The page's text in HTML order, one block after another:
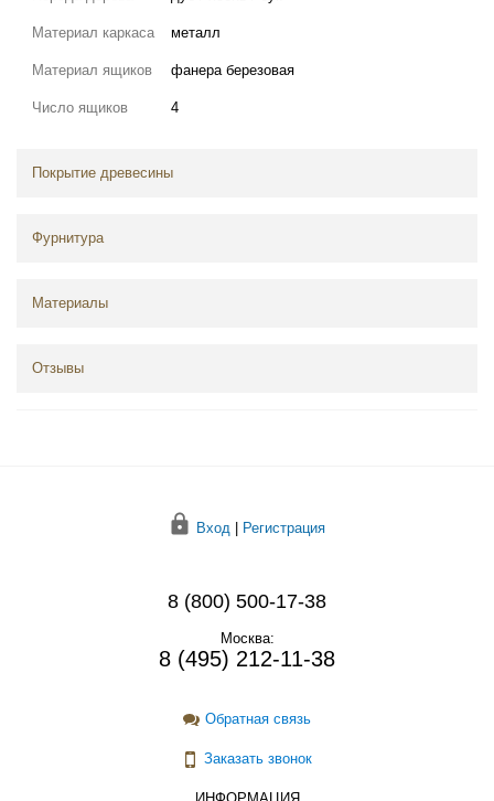
Материал каркаса металл
Материал ящиков фанера березовая
Число ящиков 4
Покрытие древесины
Фурнитура
Материалы
Отзывы
Вход | Регистрация
8 (800) 500-17-38
Москва:
8 (495) 212-11-38
Обратная связь
Заказать звонок